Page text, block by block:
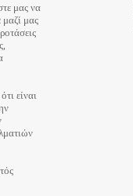
μας να
μας
είναι